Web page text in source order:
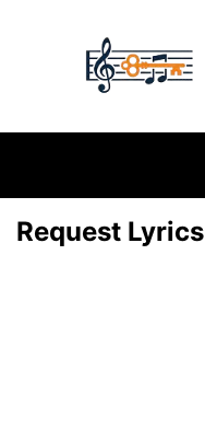
Request Lyrics